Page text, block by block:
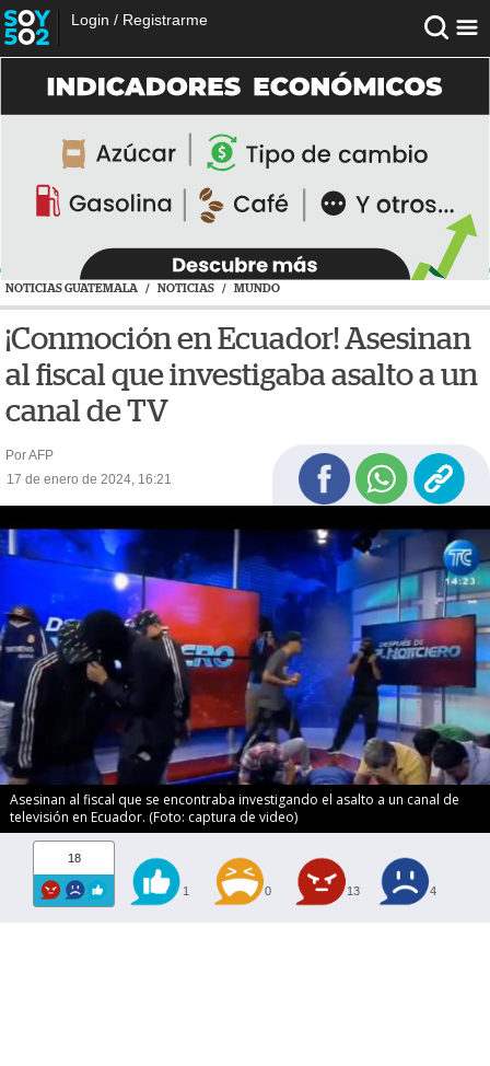
Login / Registrarme
NOTICIAS GUATEMALA / NOTICIAS / MUNDO
¡Conmoción en Ecuador! Asesinan
al fiscal que investigaba asalto a un
canal de TV
Por AFP
17 de enero de 2024, 16:21
Asesinan al fiscal que se encontraba investigando el asalto a un canal de
televisión en Ecuador. (Foto: captura de video)
18
1 0 13 4